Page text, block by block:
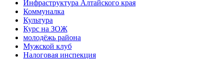
Инфраструктура Алтайского края
Коммуналка
Культура
Курс на ЗОЖ
молодёжь района
Мужской клуб
Налоговая инспекция